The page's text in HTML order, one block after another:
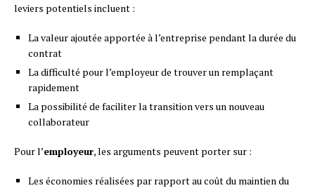
leviers potentiels incluent :
La valeur ajoutée apportée à l’entreprise pendant la durée du
contrat
La difficulté pour l’employeur de trouver un remplaçant
rapidement
La possibilité de faciliter la transition vers un nouveau
collaborateur
Pour l’employeur, les arguments peuvent porter sur :
Les économies réalisées par rapport au coût du maintien du